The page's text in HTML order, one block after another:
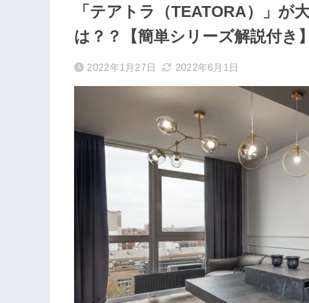
「テアトラ（TEATORA）」が
は？？【簡単シリーズ解説付き】
2022年1月27日 2022年6月1日